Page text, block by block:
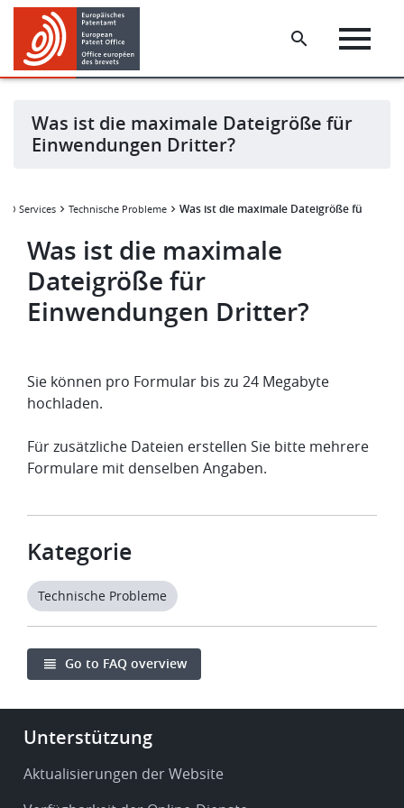
Skip
main
content
Skip
footer
Was ist die maximale Dateigröße für
Einwendungen Dritter?
Services Technische Probleme Was ist die maximale Dateigröße für
Was ist die maximale
Dateigröße für
Einwendungen Dritter?
Sie können pro Formular bis zu 24 Megabyte
hochladen.
Für zusätzliche Dateien erstellen Sie bitte mehrere
Formulare mit denselben Angaben.
Kategorie
Technische Probleme
Go to FAQ overview
Footer
Service
Unterstützung
Aktualisierungen der Website